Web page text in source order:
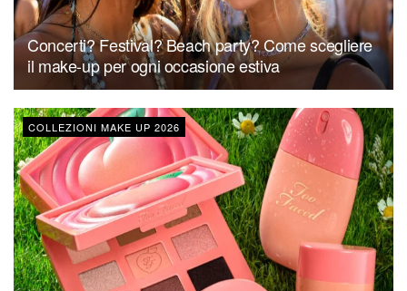
Concerti? Festival? Beach party? Come scegliere
il make-up per ogni occasione estiva
COLLEZIONI MAKE UP 2026